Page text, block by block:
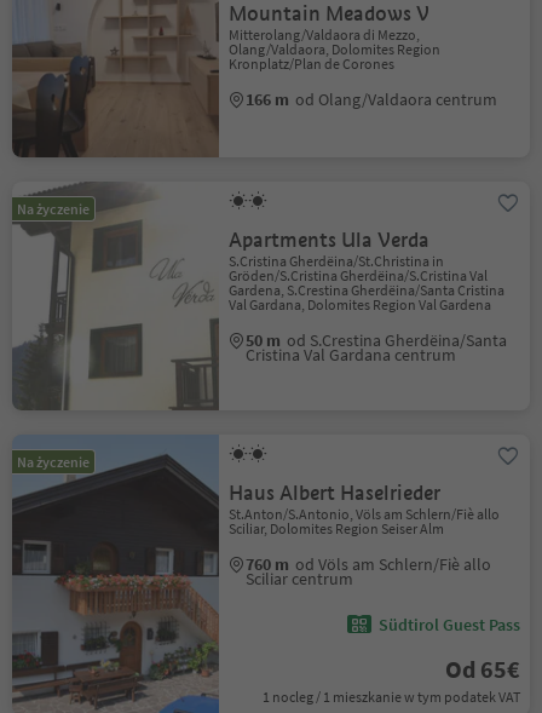
Mountain Meadows V
Mitterolang/Valdaora di Mezzo,
Olang/Valdaora, Dolomites Region
Kronplatz/Plan de Corones
166 m od Olang/Valdaora centrum
Na życzenie
Apartments Ula Verda
S.Cristina Gherdëina/St.Christina in
Gröden/S.Cristina Gherdëina/S.Cristina Val
Gardena, S.Crestina Gherdëina/Santa Cristina
Val Gardana, Dolomites Region Val Gardena
50 m od S.Crestina Gherdëina/Santa
Cristina Val Gardana centrum
Na życzenie
Haus Albert Haselrieder
St.Anton/S.Antonio, Völs am Schlern/Fiè allo
Sciliar, Dolomites Region Seiser Alm
760 m od Völs am Schlern/Fiè allo
Sciliar centrum
Südtirol Guest Pass
Od 65€
1 nocleg / 1 mieszkanie w tym podatek VAT